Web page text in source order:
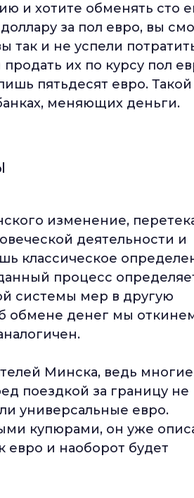
и хотите обменять сто
за пол евро, вы
так и не успели
их по курсу пол
пятьдесят евро. Такой
меняющих деньги.
изменение,
деятельности и
классическое
процесс
системы мер в другую
обмене денег мы
Минска, ведь многие
поездкой за границу не
универсальные евро.
купюрами, он уже
и наоборот будет